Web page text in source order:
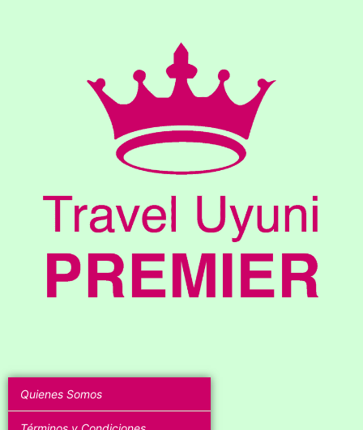
Quienes Somos